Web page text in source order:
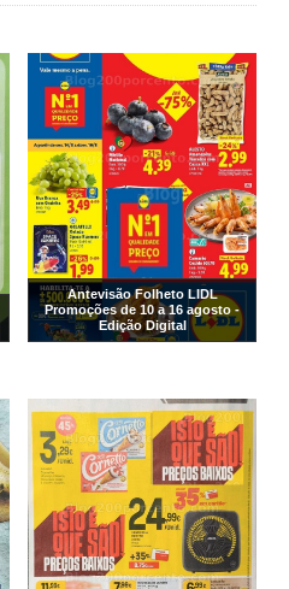
Antevisão Folheto LIDL
Promoções de 10 a 16 agosto -
Edição Digital